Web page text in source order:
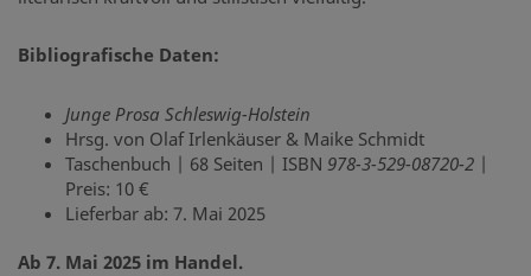
Bibliografische Daten:
Junge Prosa Schleswig-Holstein
Hrsg. von Olaf Irlenkäuser & Maike Schmidt
Taschenbuch | 68 Seiten | ISBN 978-3-529-08720-2 |
Preis: 10 €
Lieferbar ab: 7. Mai 2025
Ab 7. Mai 2025 im Handel.